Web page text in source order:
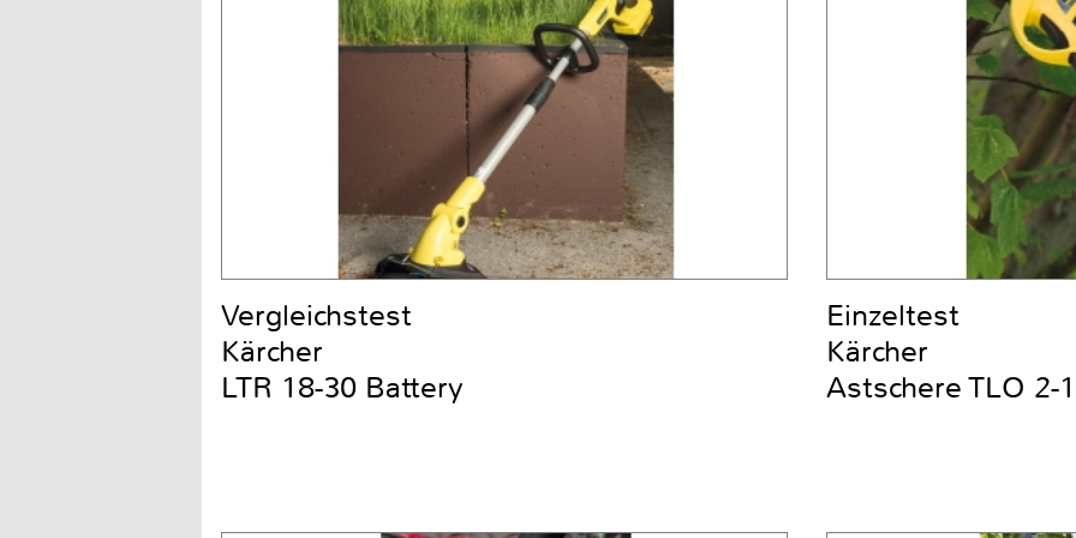
Vergleichstest
Kärcher
LTR 18-30 Battery
Einzeltest
Kärcher
Astschere TLO 2-